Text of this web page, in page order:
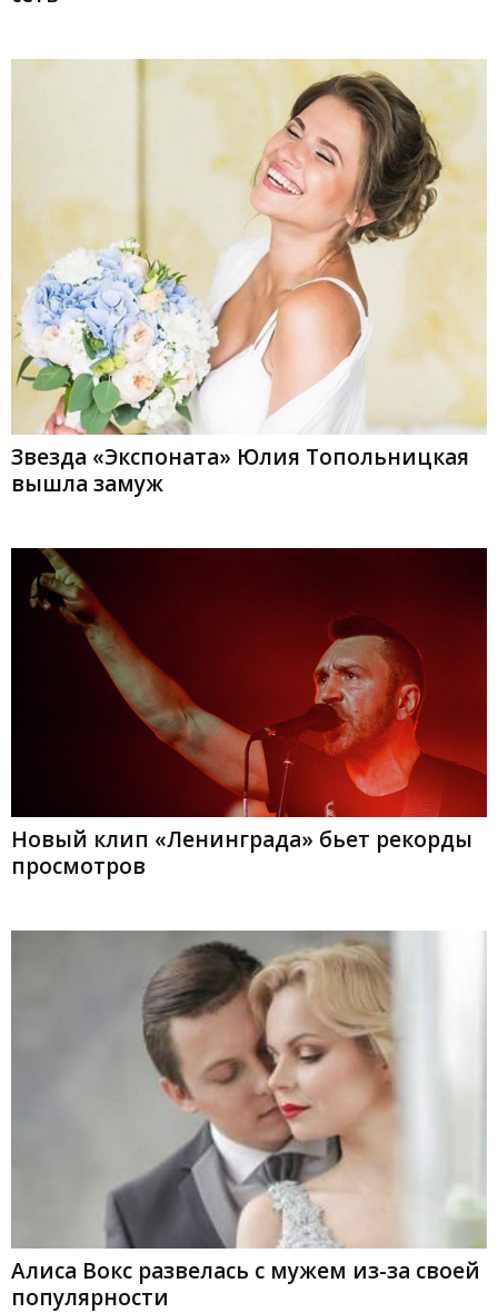
Звезда «Экспоната» Юлия Топольницкая
вышла замуж
Новый клип «Ленинграда» бьет рекорды
просмотров
Алиса Вокс развелась с мужем из-за своей
популярности